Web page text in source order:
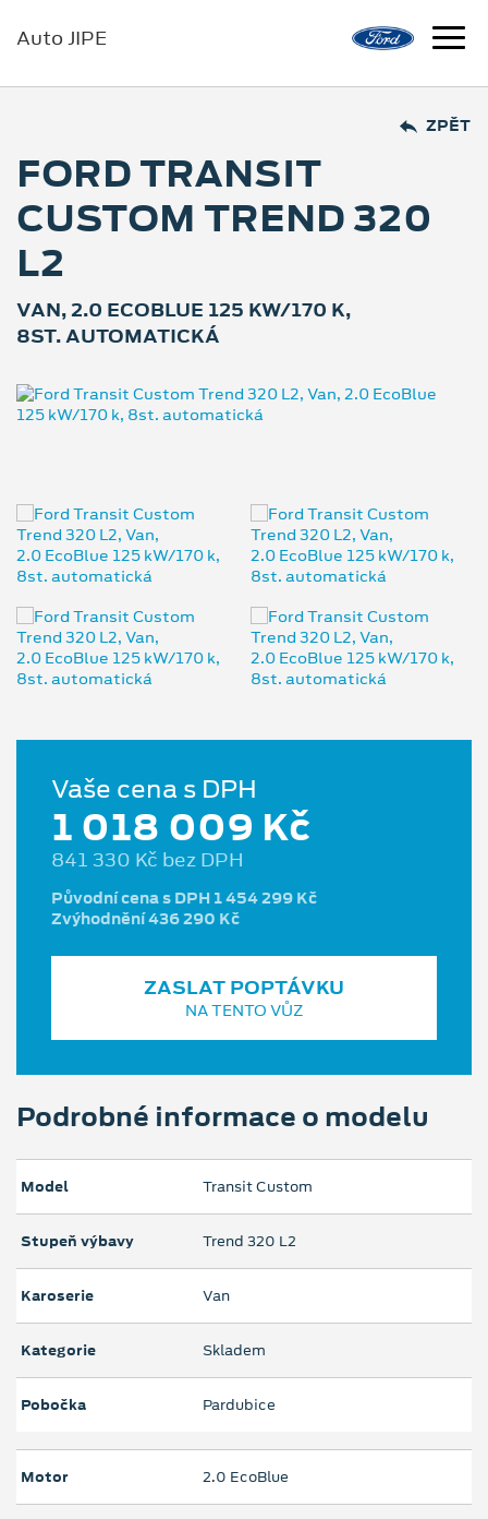
Auto JIPE
ZPĚT
FORD TRANSIT
CUSTOM TREND 320
L2
VAN, 2.0 ECOBLUE 125 KW/170 K,
8ST. AUTOMATICKÁ
Vaše cena s DPH
1 018 009 Kč
841 330 Kč bez DPH
Původní cena s DPH 1 454 299 Kč
Zvýhodnění 436 290 Kč
ZASLAT POPTÁVKU
NA TENTO VŮZ
Podrobné informace o modelu
Model Transit Custom
Stupeň výbavy Trend 320 L2
Karoserie Van
Kategorie Skladem
Pobočka Pardubice
Motor 2.0 EcoBlue